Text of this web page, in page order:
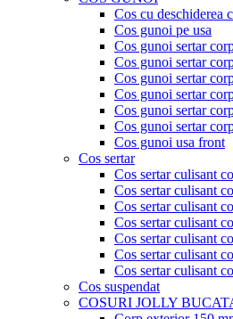
Cos cu deschiderea
Cos gunoi pe usa
Cos gunoi sertar
Cos gunoi sertar
Cos gunoi sertar
Cos gunoi sertar
Cos gunoi sertar
Cos gunoi sertar
Cos gunoi usa front
Cos sertar
Cos sertar culisant
Cos sertar culisant
Cos sertar culisant
Cos sertar culisant
Cos sertar culisant
Cos sertar culisant
Cos sertar culisant
Cos suspendat
COSURI JOLLY